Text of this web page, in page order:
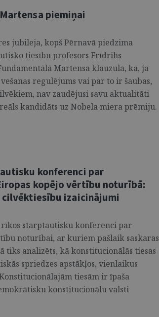
piemiņai
jubileja, kopš Pērnavā piedzima
tiesību profesors Frīdrihs
Martensa klauzula, ka, ja
regulējums vai par to ir šaubas,
nav zaudējusi savu aktualitāti
kandidāts uz Nobela miera prēmiju.
konferenci par
kopējo vērtību noturībā:
izaicinājumi
rīkos starptautisku konferenci par
noturībai, ar kuriem pašlaik saskaras
tiks analizēts, kā konstitucionālās tiesas
spriedzes apstākļos, vienlaikus
tiesām ir īpaša
konstitucionālu valsti